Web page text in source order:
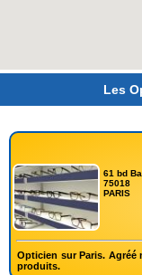
Les
61 bd
75018
PARIS
Opticien sur Paris. Agréé
produits.